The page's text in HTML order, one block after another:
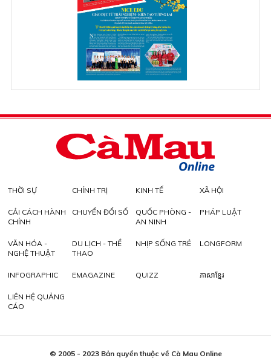
THỜI SỰ CHÍNH TRỊ KINH TẾ XÃ HỘI
CẢI CÁCH HÀNH
CHÍNH
CHUYỂN ĐỔI SỐ
QUỐC PHÒNG -
AN NINH
PHÁP LUẬT
VĂN HÓA -
NGHỆ THUẬT
DU LỊCH - THỂ
THAO
NHỊP SỐNG TRẺ LONGFORM
INFOGRAPHIC EMAGAZINE QUIZZ ភាសាខ្មែរ
LIÊN HỆ QUẢNG
CÁO
© 2005 - 2023 Bản quyền thuộc về Cà Mau Online